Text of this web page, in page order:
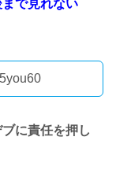
で見れない
に責任を押し